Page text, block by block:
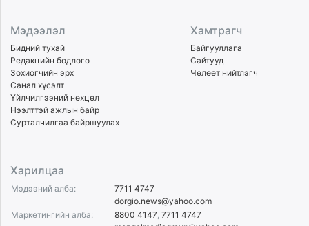
Мэдээлэл
Бидний тухай
Редакцийн бодлого
Зохиогчийн эрх
Санал хүсэлт
Үйлчилгээний нөхцөл
Нээлттэй ажлын байр
Сурталчилгаа байршуулах
Хамтрагч
Байгууллага
Сайтууд
Чөлөөт нийтлэгч
Харилцаа
Мэдээний алба:
7711 4747
dorgio.news@yahoo.com
Маркетингийн алба:
8800 4147, 7711 4747